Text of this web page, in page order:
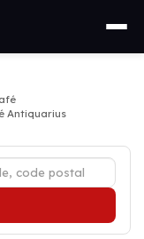
Antiquarius